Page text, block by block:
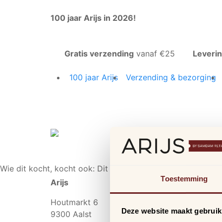
Toestemming
Deze website maakt
100 jaar Arijs in 2026!
Gratis verzending vanaf €25
100 jaar Arijs Verzending & bezorging
Wie dit kocht, kocht ook: Dit vind je misschien ook leuk:
Arijs
Houtmarkt 6
9300 Aalst